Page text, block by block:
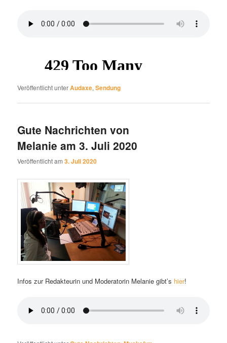
Veröffentlicht unterAudaxe,Sendung
Gute Nachrichten von
Melanie am 3. Juli 2020
Veröffentlicht am3. Juli 2020
Infos zur Redakteurin und Moderatorin Melanie gibt’s hier!